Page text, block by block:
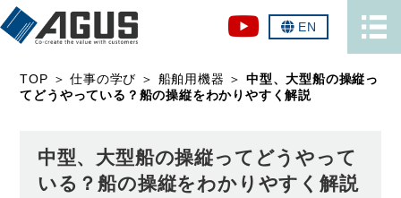
EN
TOP ＞仕事の学び ＞ 船舶用機器 ＞中型、大型船の操縦っ
てどうやっている？船の操縦をわかりやすく解説
中型、大型船の操縦ってどうやって
いる？船の操縦をわかりやすく解説